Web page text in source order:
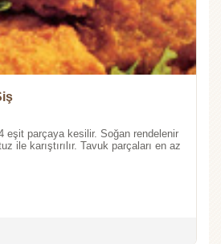
eşit parçaya kesilir. Soğan rendelenir
ile karıştırılır. Tavuk parçaları en az